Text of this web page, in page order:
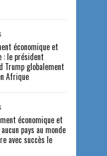
économique et
: le président
Trump globalement
Afrique
économique et
pays au monde
avec succès le